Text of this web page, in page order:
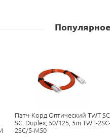
Патч-Корд Оптический TWT
SC, Duplex, 50/125, 5m TWT-
2SC/5-M50